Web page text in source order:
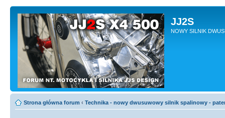
JJ2S
NOWY SILNIK
Strona główna forum ‹ Technika - nowy dwusuwowy silnik spalinowy -